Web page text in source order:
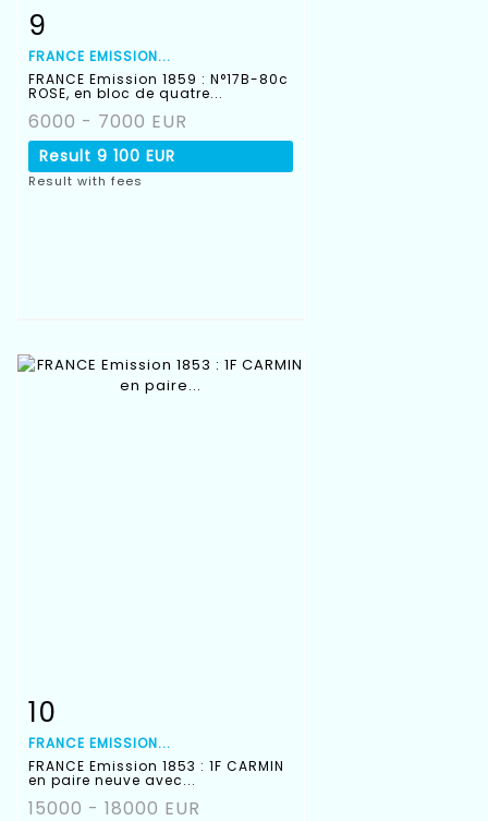
9
FRANCE EMISSION...
FRANCE Emission 1859 : N°17B-80c
ROSE, en bloc de quatre...
6000 - 7000 EUR
Result 9 100 EUR
Result with fees
Item detail
10
FRANCE EMISSION...
FRANCE Emission 1853 : 1F CARMIN
en paire neuve avec...
15000 - 18000 EUR